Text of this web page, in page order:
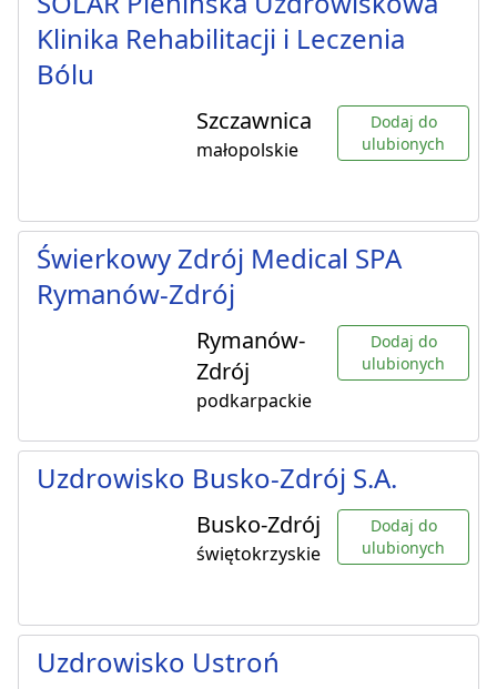
Klinika Rehabilitacji i Leczenia
Bólu
Szczawnica
małopolskie
Dodaj do
ulubionych
Świerkowy Zdrój Medical SPA
Rymanów-Zdrój
Rymanów-
Zdrój
podkarpackie
Dodaj do
ulubionych
Uzdrowisko Busko-Zdrój S.A.
Busko-Zdrój
świętokrzyskie
Dodaj do
ulubionych
Uzdrowisko Ustroń